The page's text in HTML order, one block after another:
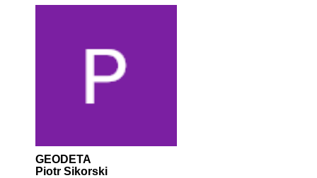
GEODETA
Piotr Sikorski